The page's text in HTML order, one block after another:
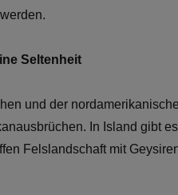
Seltenheit
und der
In Island gibt
Felslandschaft mit